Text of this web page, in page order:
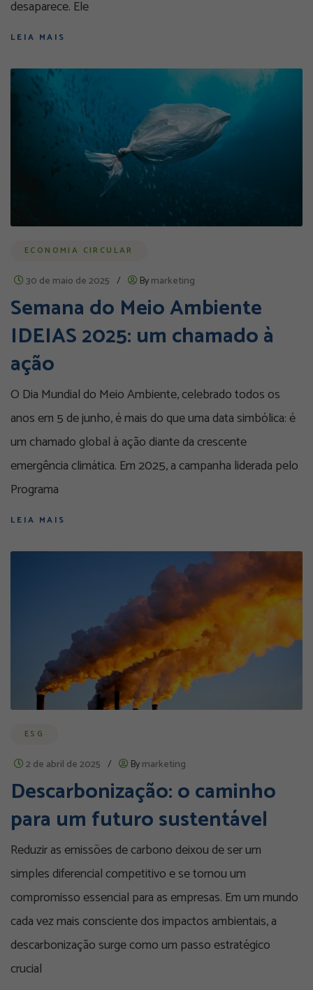
desaparece. Ele
LEIA MAIS
ECONOMIA CIRCULAR
30 de maio de 2025 / Bymarketing
Semana do Meio Ambiente
IDEIAS 2025: um chamado à
ação
O Dia Mundial do Meio Ambiente, celebrado todos os
anos em 5 de junho, é mais do que uma data simbólica: é
um chamado global à ação diante da crescente
emergência climática. Em 2025, a campanha liderada pelo
Programa
LEIA MAIS
ESG
2 de abril de 2025 / Bymarketing
Descarbonização: o caminho
para um futuro sustentável
Reduzir as emissões de carbono deixou de ser um
simples diferencial competitivo e se tornou um
compromisso essencial para as empresas. Em um mundo
cada vez mais consciente dos impactos ambientais, a
descarbonização surge como um passo estratégico
crucial